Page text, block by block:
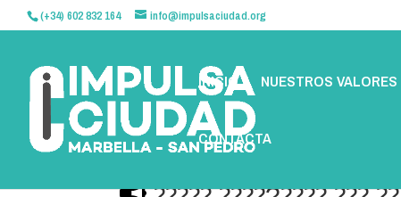
(+34) 602 832 164 info@impulsaciudad.org
INICIO NUESTROS VALORES
CONTACTA